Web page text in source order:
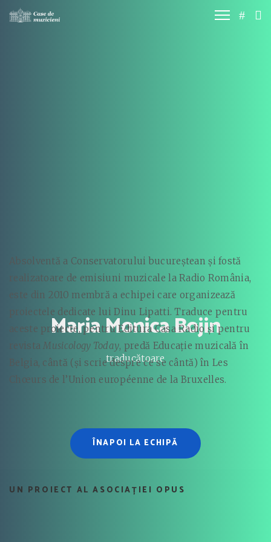
Maria Monica Bojin
traducătoare
Absolventă a Conservatorului bucureștean și fostă
realizatoare de emisiuni muzicale la Radio România,
este din 2010 membră a echipei care organizează
proiectele dedicate lui Dinu Lipatti. Traduce pentru
aceste proiecte, pentru Editura Casa Radio și pentru
revistaMusicology Today, predă Educație muzicală în
Belgia, cântă (și scrie despre ce se cântă) în Les
Chœurs de l’Union européenne de la Bruxelles.
ÎNAPOI LA ECHIPĂ
UN PROIECT AL ASOCIAȚIEI OPUS